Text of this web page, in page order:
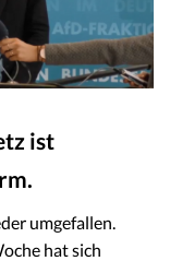
ist
umgefallen.
hat sich